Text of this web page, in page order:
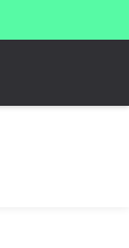
927 36D